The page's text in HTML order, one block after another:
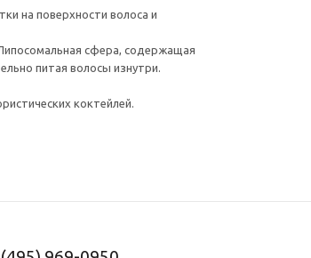
на поверхности волоса и
сфера, содержащая
питая волосы изнутри.
коктейлей.